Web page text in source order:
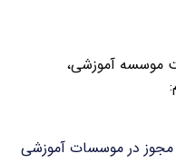
موسسه آموزشی،
مجوز در موسسات آموزشی